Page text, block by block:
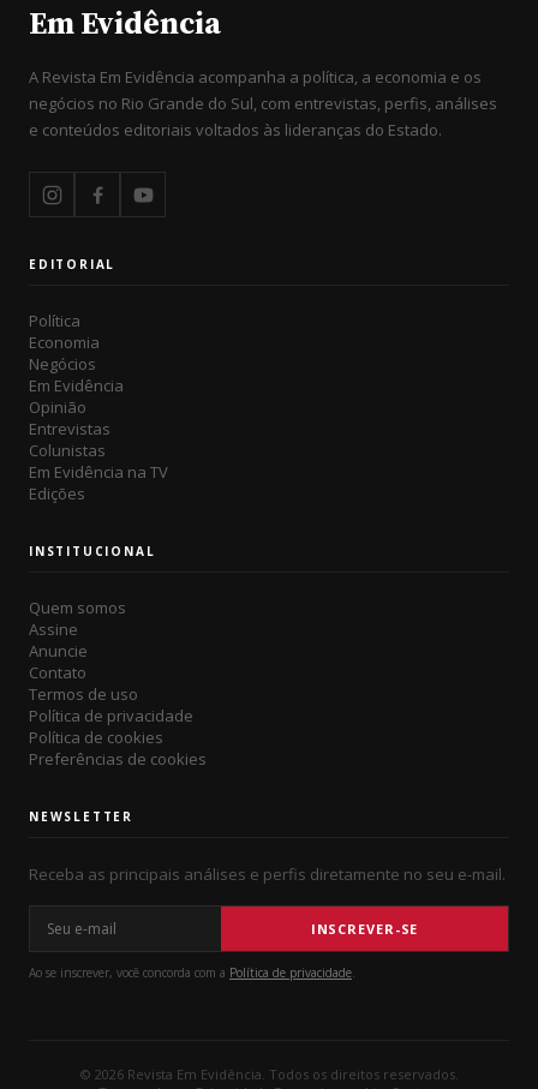
Em Evidência
A Revista Em Evidência acompanha a política, a economia e os
negócios no Rio Grande do Sul, com entrevistas, perfis, análises
e conteúdos editoriais voltados às lideranças do Estado.
EDITORIAL
Política
Economia
Negócios
Em Evidência
Opinião
Entrevistas
Colunistas
Em Evidência na TV
Edições
INSTITUCIONAL
Quem somos
Assine
Anuncie
Contato
Termos de uso
Política de privacidade
Política de cookies
Preferências de cookies
NEWSLETTER
Receba as principais análises e perfis diretamente no seu e-mail.
Seu e-mail INSCREVER-SE
Ao se inscrever, você concorda com a Política de privacidade.
© 2026 Revista Em Evidência. Todos os direitos reservados.